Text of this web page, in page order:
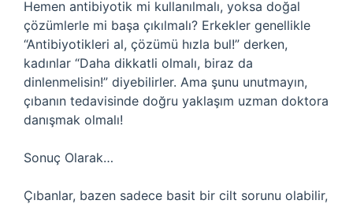
Hemen antibiyotik mi kullanılmalı, yoksa doğal
çözümlerle mi başa çıkılmalı? Erkekler genellikle
“Antibiyotikleri al, çözümü hızla bul!” derken,
kadınlar “Daha dikkatli olmalı, biraz da
dinlenmelisin!” diyebilirler. Ama şunu unutmayın,
çıbanın tedavisinde doğru yaklaşım uzman doktora
danışmak olmalı!
Sonuç Olarak…
Çıbanlar, bazen sadece basit bir cilt sorunu olabilir,